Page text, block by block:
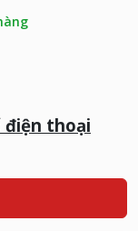
điện thoại